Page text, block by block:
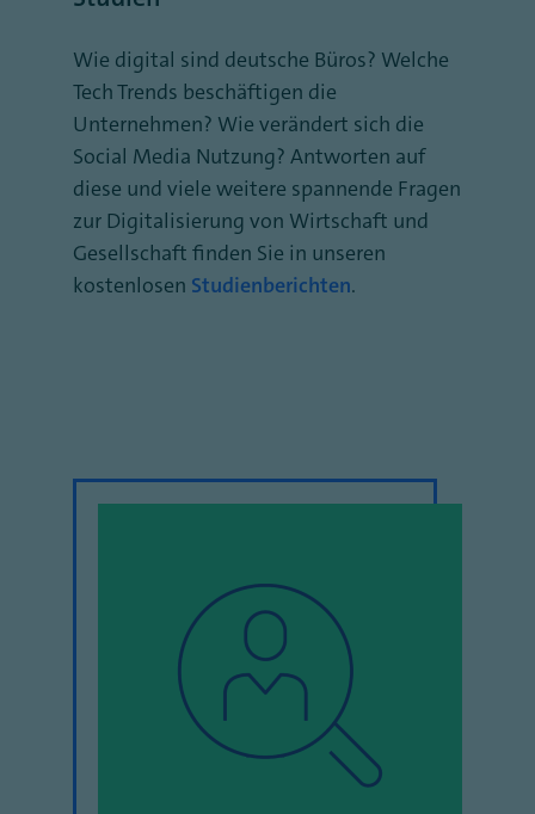
Wie digital sind deutsche Büros? Welche
Tech Trends beschäftigen die
Unternehmen? Wie verändert sich die
Social Media Nutzung? Antworten auf
diese und viele weitere spannende Fragen
zur Digitalisierung von Wirtschaft und
Gesellschaft finden Sie in unseren
kostenlosen Studienberichten.